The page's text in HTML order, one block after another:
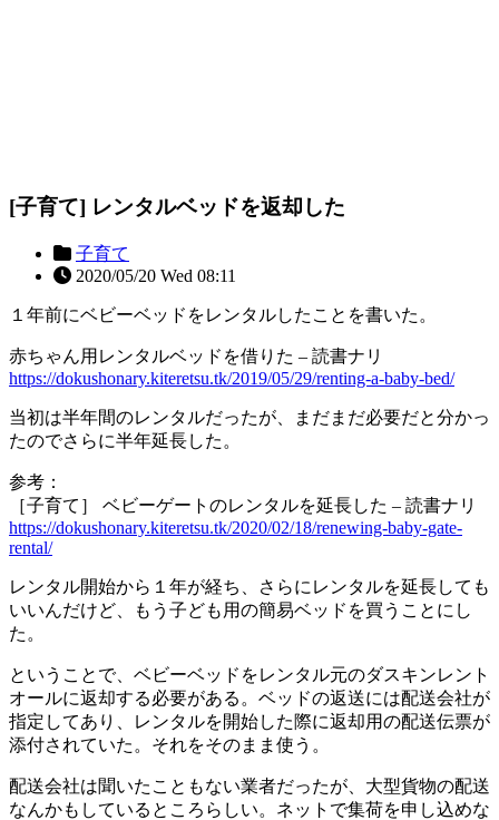
[子育て] レンタルベッドを返却した
子育て
2020/05/20 Wed 08:11
１年前にベビーベッドをレンタルしたことを書いた。
赤ちゃん用レンタルベッドを借りた – 読書ナリ
https://dokushonary.kiteretsu.tk/2019/05/29/renting-a-baby-bed/
当初は半年間のレンタルだったが、まだまだ必要だと分かっ
たのでさらに半年延長した。
参考：
［子育て］ ベビーゲートのレンタルを延長した – 読書ナリ
https://dokushonary.kiteretsu.tk/2020/02/18/renewing-baby-gate-
rental/
レンタル開始から１年が経ち、さらにレンタルを延長しても
いいんだけど、もう子ども用の簡易ベッドを買うことにし
た。
ということで、ベビーベッドをレンタル元のダスキンレント
オールに返却する必要がある。ベッドの返送には配送会社が
指定してあり、レンタルを開始した際に返却用の配送伝票が
添付されていた。それをそのまま使う。
配送会社は聞いたこともない業者だったが、大型貨物の配送
なんかもしているところらしい。ネットで集荷を申し込めな